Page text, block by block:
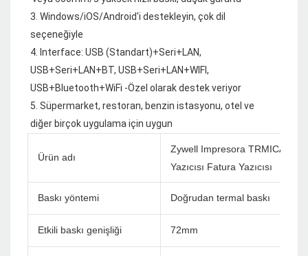
3. Windows/iOS/Android'i destekleyin, çok dil
seçeneğiyle
4. Interface: USB (Standart)+Seri+LAN,
USB+Seri+LAN+BT, USB+Seri+LAN+WIFI,
USB+Bluetooth+WiFi -Özel olarak destek veriyor
5. Süpermarket, restoran, benzin istasyonu, otel ve
Ürün adı
Zywell Impresora TRMICA İç
Yazıcısı Fatura Yazıcısı
Baskı yöntemi Doğrudan termal baskı
Etkili baskı genişliği 72mm